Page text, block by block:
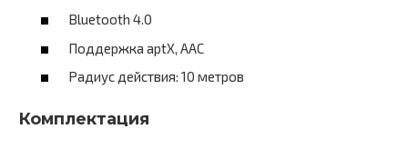
Bluetooth 4.0
Поддержка aptX, ААС
Радиус действия: 10 метров
Комплектация